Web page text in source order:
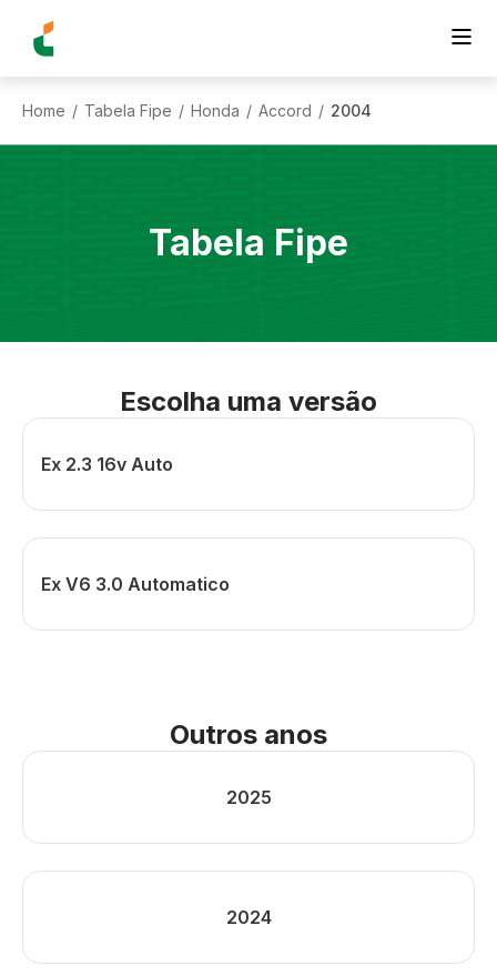
Home / Tabela Fipe / Honda / Accord / 2004
Tabela Fipe
Escolha uma versão
Ex 2.3 16v Auto
Ex V6 3.0 Automatico
Outros anos
2025
2024